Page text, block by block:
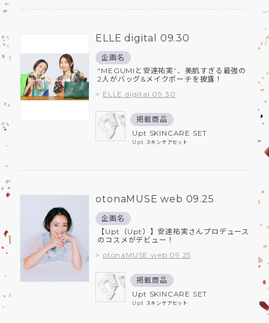
ELLE digital 09.30
企画名
"MEGUMIと安達祐実”、美肌すぎる最強の
2人がバッグ&メイクポーチを披露！
> ELLE digital 09.30
掲載商品
Upt SKINCARE SET
Upt スキンケアセット
otonaMUSE web 09.25
企画名
【Upt（Upt）】安達祐実さんプロデュース
のコスメがデビュー！
> otonaMUSE web 09.25
掲載商品
Upt SKINCARE SET
Upt スキンケアセット